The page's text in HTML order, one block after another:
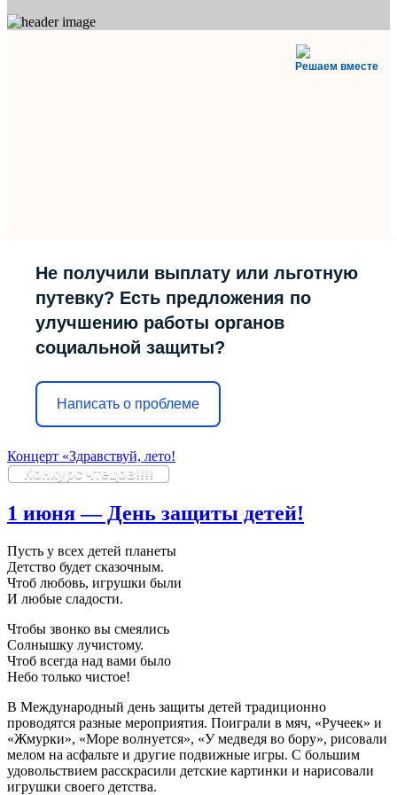
Решаем вместе
Не получили выплату или льготную
путевку? Есть предложения по
улучшению работы органов
социальной защиты?
Написать о проблеме
Концерт «Здравствуй, лето!
Конкурс чтецов!!!!
1 июня — День защиты детей!
Пусть у всех детей планеты
Детство будет сказочным.
Чтоб любовь, игрушки были
И любые сладости.
Чтобы звонко вы смеялись
Солнышку лучистому.
Чтоб всегда над вами было
Небо только чистое!
В Международный день защиты детей традиционно
проводятся разные мероприятия. Поиграли в мяч, «Ручеек» и
«Жмурки», «Море волнуется», «У медведя во бору», рисовали
мелом на асфальте и другие подвижные игры. С большим
удовольствием расскрасили детские картинки и нарисовали
игрушки своего детства.